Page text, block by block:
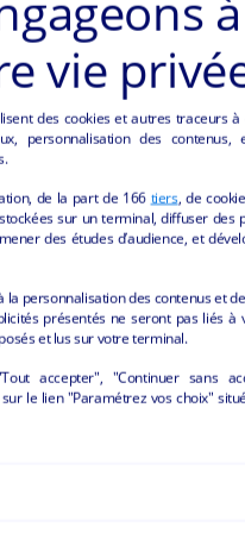
DE LA
vie
des cookies et autres traceurs à
personnalisation des contenus,
de la part de 166 tiers, de
sur un terminal, diffuser des
des études d’audience, et
personnalisation des contenus et
présentés ne seront pas liés à
et lus sur votre terminal.
accepter", "Continuer sans
le lien "Paramétrez vos choix"